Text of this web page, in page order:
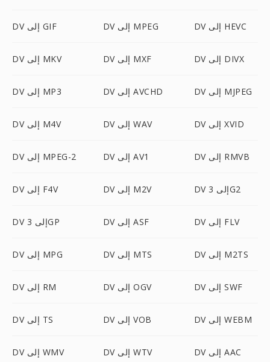
DV إلى GIF DV إلى MPEG DV إلى HEVC
DV إلى MKV DV إلى MXF DV إلى DIVX
DV إلى MP3 DV إلى AVCHD DV إلى MJPEG
DV إلى M4V DV إلى WAV DV إلى XVID
DV إلى MPEG-2 DV إلى AV1 DV إلى RMVB
DV إلى F4V DV إلى M2V DV إلى 3G2
DV إلى 3GP DV إلى ASF DV إلى FLV
DV إلى MPG DV إلى MTS DV إلى M2TS
DV إلى RM DV إلى OGV DV إلى SWF
DV إلى TS DV إلى VOB DV إلى WEBM
DV إلى WMV DV إلى WTV DV إلى AAC